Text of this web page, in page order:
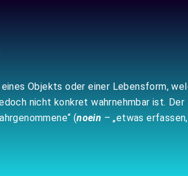
Objekts oder einer Lebensform,
nicht konkret wahrnehmbar ist.
(noein – „etwas